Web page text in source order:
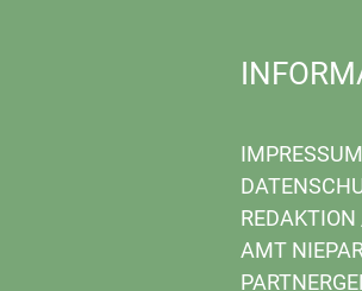
IMPRESSUM
REDAKTION
AMT